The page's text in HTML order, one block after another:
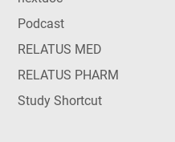
Podcast
RELATUS MED
RELATUS PHARM
Study Shortcut